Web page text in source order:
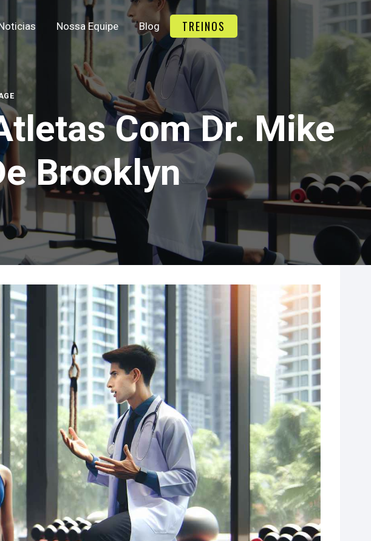
Nossa Equipe Blog TREINOS
Com Dr. Mike
Brooklyn